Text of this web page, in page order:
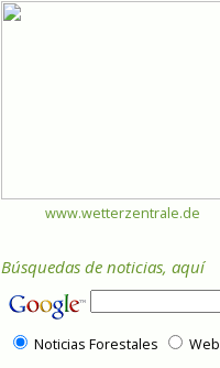
www.wetterzentrale.de
Búsquedas de noticias, aquí
Noticias Forestales Web